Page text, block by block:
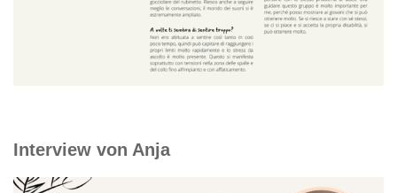
Interview von Anja